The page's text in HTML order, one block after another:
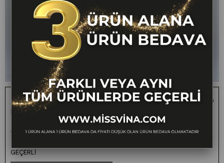
Trend Takım Ceket Yaka Astarlı Yelek ve Kemerli Midi
Boy Etek Takım 1156
₺4.000,00 ₺1.999,00 50
FARKLI VEYA AYNI
GEÇERLİ